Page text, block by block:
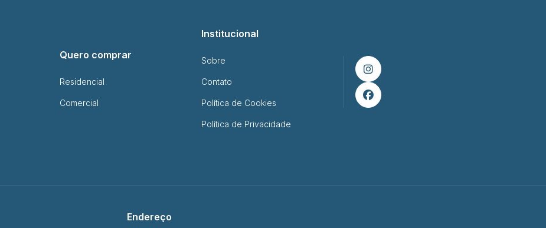
Quero comprar
Residencial
Comercial
Institucional
Sobre
Contato
Política de Cookies
Política de Privacidade


Endereço